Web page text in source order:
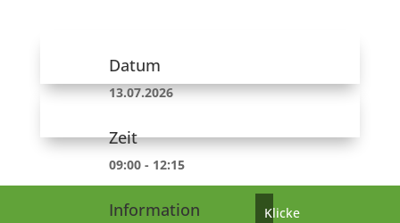
Datum
13.07.2026
Zeit
09:00 - 12:15
Information
Klicke